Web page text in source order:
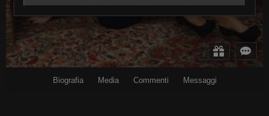
Biografia Media Commenti Messaggi